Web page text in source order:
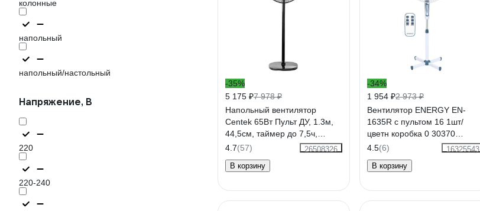
колонные
напольный
напольный/настольный
Напряжение, В
220
220-240
-35%
5 175 ₽7 978 ₽
Напольный вентилятор
Centek 65Вт Пульт ДУ, 1.3м,
44,5см, таймер до 7,5ч,
тяжелая база CT-5024 Black
4.7(57)
26508326
В корзину
-34%
1 954 ₽2 973 ₽
Вентилятор ENERGY EN-
1635R с пультом 16 1шт/
цветн коробка 0 30370
030370
4.5(6)
16325543
В корзину